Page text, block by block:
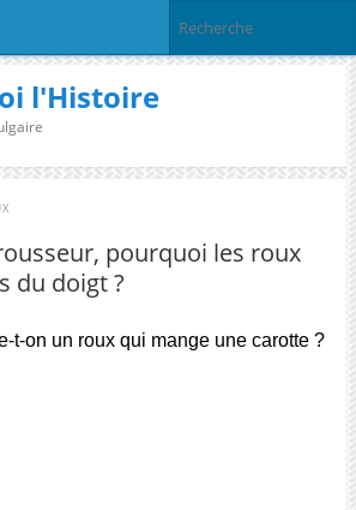
l'Histoire
pourquoi les roux
du doigt ?
t-on un roux qui mange une carotte ?